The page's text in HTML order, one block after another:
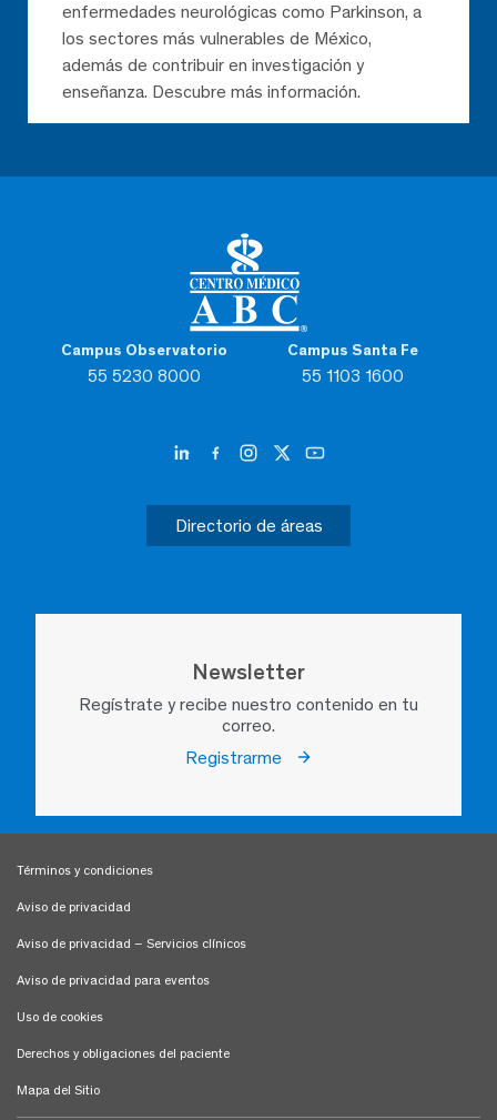
Campus Observatorio
55 5230 8000
Campus Santa Fe
55 1103 1600
Directorio de áreas
Newsletter
Regístrate y recibe nuestro contenido en tu
correo.
Registrarme
enfermedades neurológicas como Parkinson, a
los sectores más vulnerables de México,
además de contribuir en investigación y
enseñanza. Descubre más información.
Términos y condiciones
Aviso de privacidad
Aviso de privacidad – Servicios clínicos
Aviso de privacidad para eventos
Uso de cookies
Derechos y obligaciones del paciente
Mapa del Sitio